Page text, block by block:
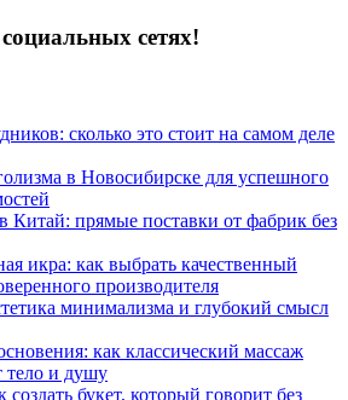
сетях!
сколько это стоит на самом деле
в Новосибирске для успешного
Китай: прямые поставки от фабрик без
икра: как выбрать качественный
производителя
минимализма и глубокий смысл
как классический массаж
тело и душу
создать букет, который говорит без